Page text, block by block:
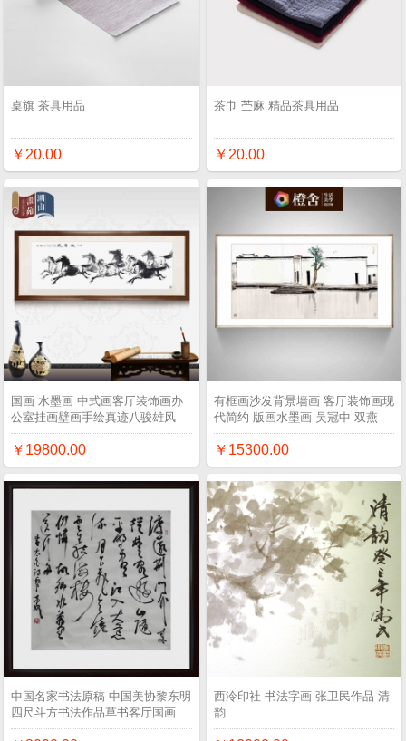
桌旗 茶具用品
￥20.00
茶巾 苎麻 精品茶具用品
￥20.00
国画 水墨画 中式画客厅装饰画办
公室挂画壁画手绘真迹八骏雄风
￥19800.00
有框画沙发背景墙画 客厅装饰画现
代简约 版画水墨画 吴冠中 双燕
￥15300.00
中国名家书法原稿 中国美协黎东明
四尺斗方书法作品草书客厅国画
西泠印社 书法字画 张卫民作品 清
韵